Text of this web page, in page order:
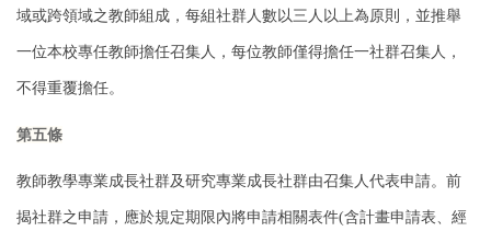
域或跨領域之教師組成，每組社群人數以三人以上為原則，並推舉
一位本校專任教師擔任召集人， 每位教師僅得擔任一社群召集人，
不得重覆擔任。
第五條
教師教學專業成長社群及研究專業成長社群由召集人代表申請。前
揭社群之申請， 應於規定期限內將申請相關表件(含計畫申請表、經